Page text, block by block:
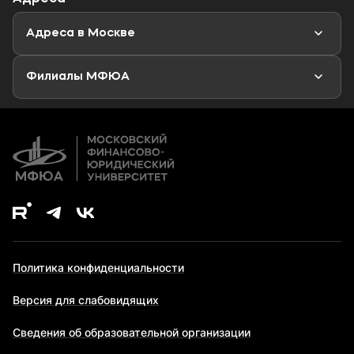
Мероприятия
Аспирантура
Дополнительное образование
Новости
Адреса в Москве
Филиалы МФЮА
Политика конфиденциальности
Версия для слабовидящих
Сведения об образовательной организации